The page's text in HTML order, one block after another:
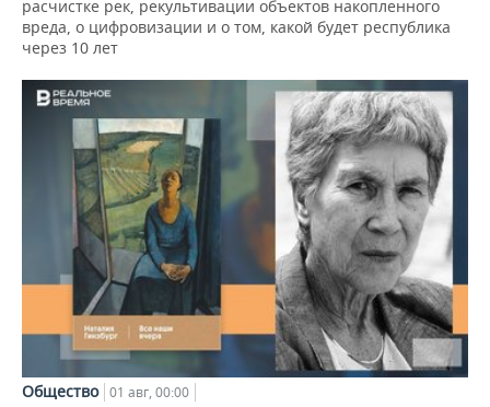
расчистке рек, рекультивации объектов накопленного
вреда, о цифровизации и о том, какой будет республика
через 10 лет
Общество 01 авг, 00:00